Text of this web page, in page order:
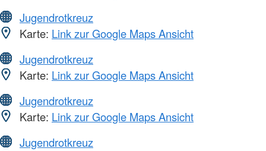
Jugendrotkreuz
Karte: Link zur Google Maps Ansicht
Jugendrotkreuz
Karte: Link zur Google Maps Ansicht
Jugendrotkreuz
Karte: Link zur Google Maps Ansicht
Jugendrotkreuz